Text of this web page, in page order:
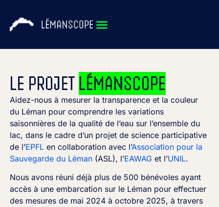
LE PROJET LÉMANSCOPE
Aidez-nous à mesurer la transparence et la couleur
du Léman pour comprendre les variations
saisonnières de la qualité de l’eau sur l’ensemble du
lac, dans le cadre d’un projet de science participative
de l’EPFL en collaboration avec l’Association pour la
Sauvegarde du Léman (ASL), l’EAWAG et l’UNIL.
Nous avons réuni déjà plus de 500 bénévoles ayant
accès à une embarcation sur le Léman pour effectuer
des mesures de mai 2024 à octobre 2025, à travers